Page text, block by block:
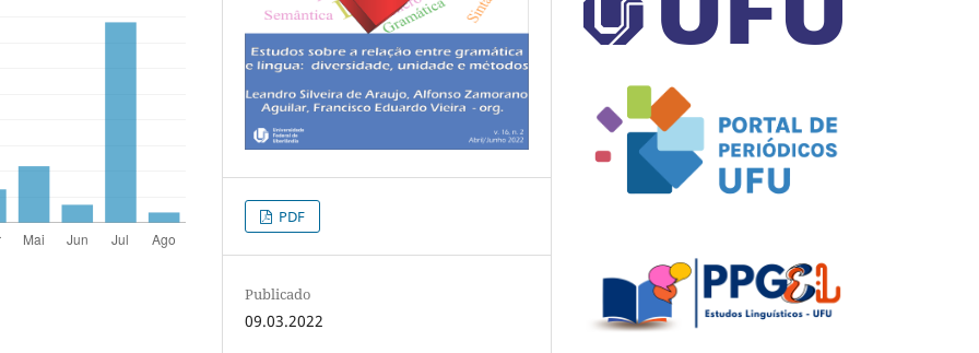
PDF
Publicado
09.03.2022